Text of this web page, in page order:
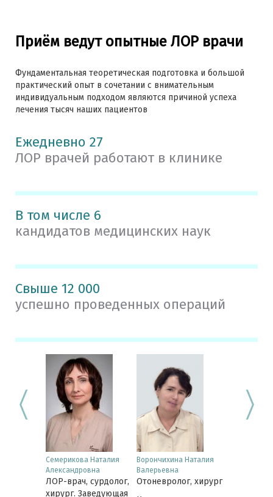
Приём ведут опытные ЛОР врачи
Фундаментальная теоретическая подготовка и большой
практический опыт в сочетании с внимательным
индивидуальным подходом являются причиной успеха
лечения тысяч наших пациентов
Ежедневно 27
ЛОР врачей работают в клинике
В том числе 6
кандидатов медицинских наук
Свыше 12 000
успешно проведенных операций
Семерикова Наталия
Александровна
ЛОР-врач, сурдолог,
хирург. Заведующая
Ворончихина Наталия
Валерьевна
Отоневролог, хирург